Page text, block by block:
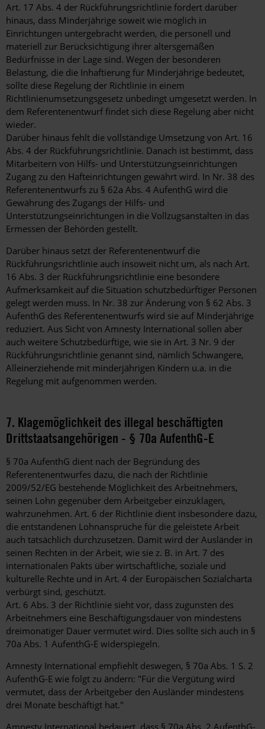
Art. 17 Abs. 4 der Rückführungsrichtlinie fordert darüber
hinaus, dass Minderjährige soweit wie möglich in
Einrichtungen untergebracht werden, die personell und
materiell zur Berücksichtigung ihrer altersgemäßen
Bedürfnisse in der Lage sind. Wegen der besonderen
Belastung, die die Inhaftierung für Minderjährige bedeutet,
sollte diese Regelung der Richtlinie in einem
Richtlinienumsetzungsgesetz unbedingt umgesetzt werden. In
dem Referentenentwurf findet sich diese Regelung aber nicht
wieder.
Darüber hinaus fehlt die vollständige Umsetzung von Art. 16
Abs. 4 der Rückführungsrichtlinie. Danach ist bestimmt, dass
Mitarbeitern von Hilfs- und Unterstützungseinrichtungen
Zugang zu den Hafteinrichtungen gewährt wird. In Nr. 38 des
Referentenentwurfs zu § 62a Abs. 4 AufenthG wird die
Gewährung des Zugangs der Hilfs- und
Unterstützungseinrichtungen in die Vollzugsanstalten in das
Ermessen der Behörden gestellt.
Darüber hinaus setzt der Referentenentwurf die
Rückführungsrichtlinie auch insoweit nicht um, als nach Art.
16 Abs. 3 der Rückführungsrichtlinie eine besondere
Aufmerksamkeit auf die Situation schutzbedürftiger Personen
gelegt werden muss. In Nr. 38 zur Änderung von § 62 Abs. 3
AufenthG des Referentenentwurfs wird sie auf Minderjährige
reduziert. Aus Sicht von Amnesty International sollen aber
auch weitere Schutzbedürftige, wie sie in Art. 3 Nr. 9 der
Rückführungsrichtlinie genannt sind, nämlich Schwangere,
Alleinerziehende mit minderjährigen Kindern u.a. in die
Regelung mit aufgenommen werden.
7. Klagemöglichkeit des illegal beschäftigten
Drittstaatsangehörigen - § 70a AufenthG-E
§ 70a AufenthG dient nach der Begründung des
Referentenentwurfes dazu, die nach der Richtlinie
2009/52/EG bestehende Möglichkeit des Arbeitnehmers,
seinen Lohn gegenüber dem Arbeitgeber einzuklagen,
wahrzunehmen. Art. 6 der Richtlinie dient insbesondere dazu,
die entstandenen Lohnansprüche für die geleistete Arbeit
auch tatsächlich durchzusetzen. Damit wird der Ausländer in
seinen Rechten in der Arbeit, wie sie z. B. in Art. 7 des
internationalen Pakts über wirtschaftliche, soziale und
kulturelle Rechte und in Art. 4 der Europäischen Sozialcharta
verbürgt sind, geschützt.
Art. 6 Abs. 3 der Richtlinie sieht vor, dass zugunsten des
Arbeitnehmers eine Beschäftigungsdauer von mindestens
dreimonatiger Dauer vermutet wird. Dies sollte sich auch in §
70a Abs. 1 AufenthG-E widerspiegeln.
Amnesty International empfiehlt deswegen, § 70a Abs. 1 S. 2
AufenthG-E wie folgt zu ändern: "Für die Vergütung wird
vermutet, dass der Arbeitgeber den Ausländer mindestens
drei Monate beschäftigt hat."